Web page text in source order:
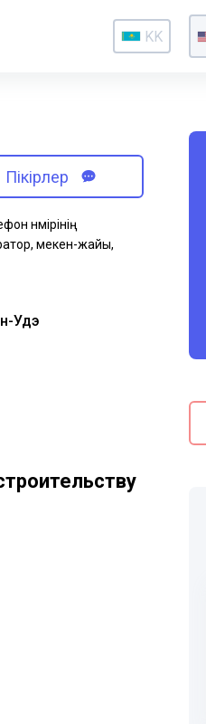
KK
Пікірлер
нөмірінің
мекен-жайы,
Удэ